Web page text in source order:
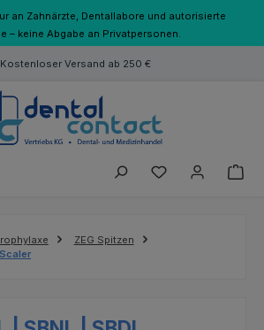
an Zahnärzte, Dentallabore und autorisierte
– keine Abgabe an Privatpersonen.
Kostenloser Versand ab 250 €
Du hast 0
ZEG Spitzen